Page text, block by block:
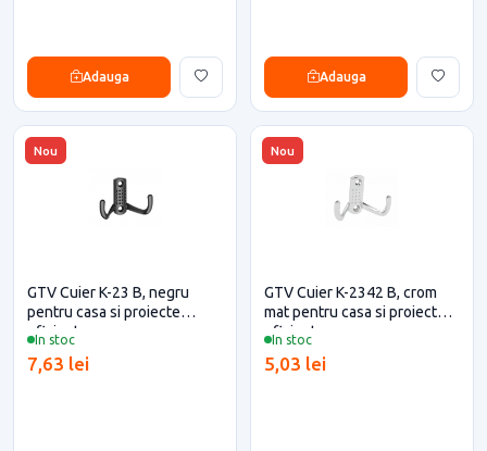
Adauga Adauga
Nou
In stoc
GTV Cuier K-23 B, negru
pentru casa si proiecte
eficiente
7,63 lei
Nou
In stoc
GTV Cuier K-2342 B, crom
mat pentru casa si proiecte
eficiente
5,03 lei